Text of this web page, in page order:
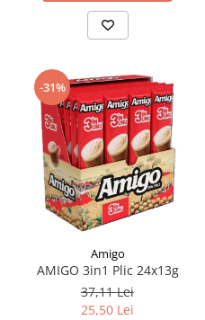
-31%
Amigo
AMIGO 3in1 Plic 24x13g
37,11 Lei
25,50 Lei